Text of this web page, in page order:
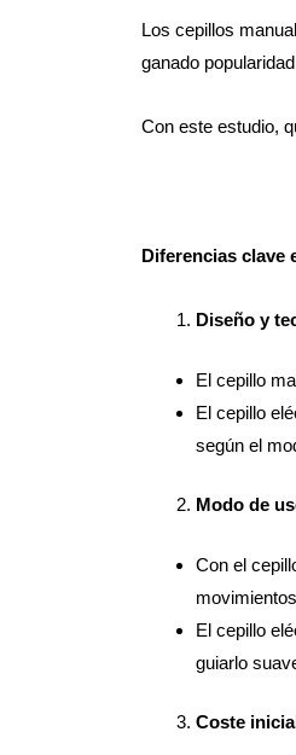
Los cepillos
ganado
Con este estudio,
Diferencias clave
Diseño y
El cepillo
El cepillo
según el
Modo de
Con el
El cepillo
guiarlo
Coste